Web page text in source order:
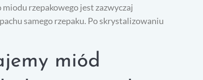
rzepakowego jest zazwyczaj
samego rzepaku. Po skrystalizowaniu
miód